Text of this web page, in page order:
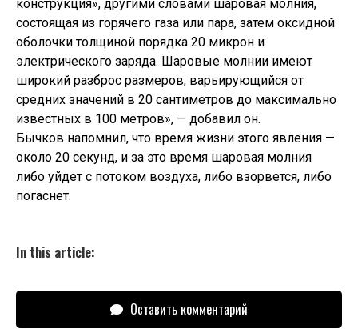
конструкция», другими словами шаровая молния,
состоящая из горячего газа или пара, затем оксидной
оболочки толщиной порядка 20 микрон и
электрического заряда. Шаровые молнии имеют
широкий разброс размеров, варьирующийся от
средних значений в 20 сантиметров до максимально
известных в 100 метров», — добавил он.
Бычков напомнил, что время жизни этого явления —
около 20 секунд, и за это время шаровая молния
либо уйдет с потоком воздуха, либо взорвется, либо
погаснет.
In this article:
Оставить комментарий